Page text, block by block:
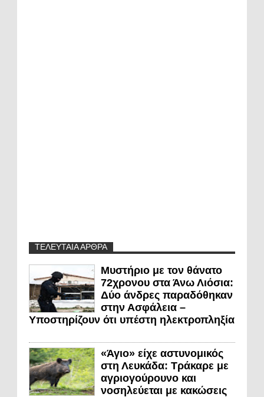
ΤΕΛΕΥΤΑΙΑ ΑΡΘΡΑ
Μυστήριο με τον θάνατο
72χρονου στα Άνω Λιόσια:
Δύο άνδρες παραδόθηκαν
στην Ασφάλεια –
Υποστηρίζουν ότι υπέστη ηλεκτροπληξία
«Άγιο» είχε αστυνομικός
στη Λευκάδα: Τράκαρε με
αγριογούρουνο και
νοσηλεύεται με κακώσεις